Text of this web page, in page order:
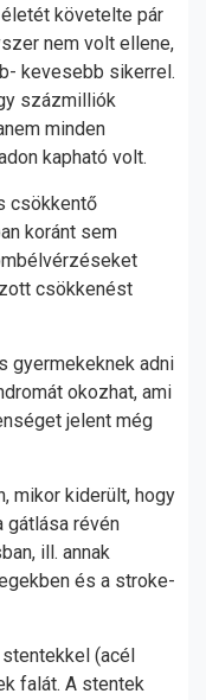
követelte pár
nem volt ellene,
kevesebb sikerrel.
százmilliók
minden
kapható volt.
csökkentő
koránt sem
csökkenést
gyermekeknek adni
okozhat, ami
jelent még
mikor kiderült, hogy
gátlása révén
ill. annak
és a stroke-
(acél
falát. A stentek